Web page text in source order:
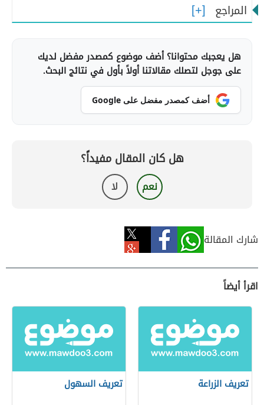
المراجع
هل يعجبك محتوانا؟ أضف موضوع كمصدر مفضل لديك
على جوجل لتصلك مقالاتنا أولاً بأول في نتائج البحث.
أضف كمصدر مفضل على Google
هل كان المقال مفيداً؟
نعم لا
شارك المقالة
اقرأ أيضاً
تعريف الزراعة تعريف السهول